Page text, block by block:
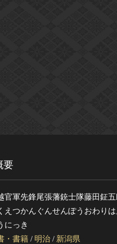
要
官軍先鋒尾張藩銃士隊藤田鉦
えつかんぐんせんぽうおわり
にっき
・書籍 / 明治 / 新潟県